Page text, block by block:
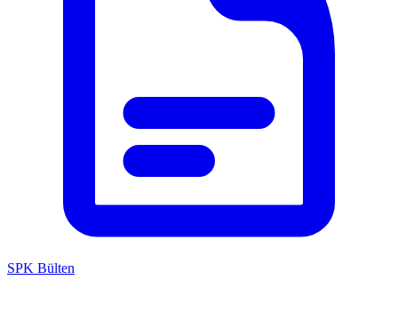
SPK Bülten